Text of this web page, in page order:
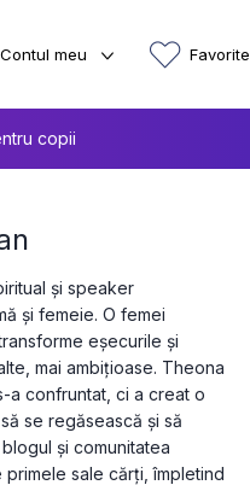
copii
Contul meu Favorite
și speaker
și femeie. O femei
eșecurile și
mai ambițioase. Theona
a confruntat, ci a creat o
se regăsească și să
și comunitatea
sale cărți, împletind